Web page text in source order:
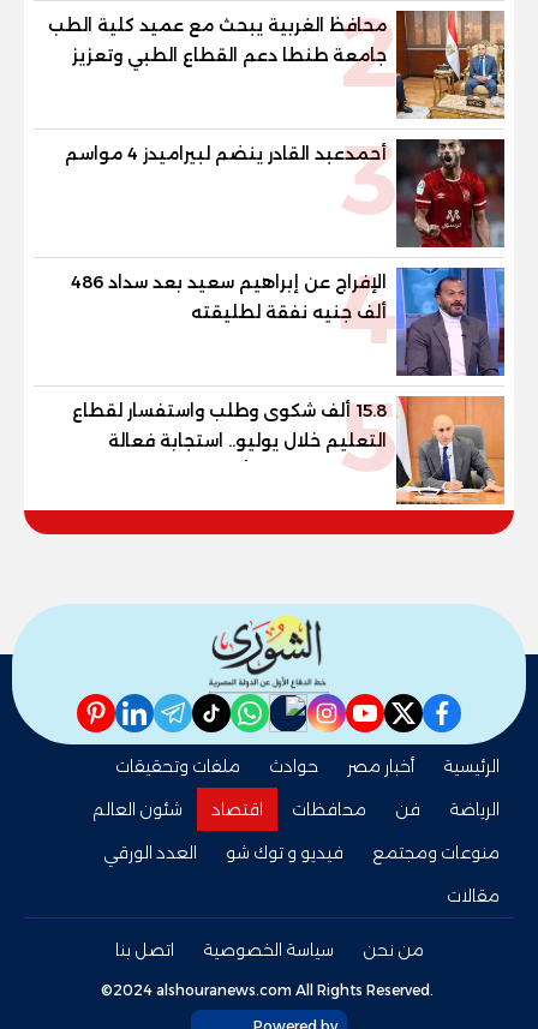
2
محافظ الغربية يبحث مع عميد كلية الطب
جامعة طنطا دعم القطاع الطبي وتعزيز
الاستفادة من الخبرات الأكاديمية
3
أحمدعبد القادر ينضم لبيراميدز 4 مواسم
4
الإفراج عن إبراهيم سعيد بعد سداد 486
ألف جنيه نفقة لطليقته
515.8 ألف شكوى وطلب واستفسار لقطاع
التعليم خلال يوليو.. استجابة فعالة
لشكاوى الطلاب وأولياء الأمور
facebook
twitter
youtube
instagram
nabd
whatsapp
tiktok
telegram
linkedin
pinterest
الرئيسية أخبار مصر حوادث
ملفات وتحقيقات
الرياضة
فن محافظات اقتصاد
شئون العالم
منوعات ومجتمع
فيديو و توك شو
العدد الورقي
مقالات
من نحن سياسة الخصوصية اتصل بنا
©2024 alshouranews.com All Rights Reserved.